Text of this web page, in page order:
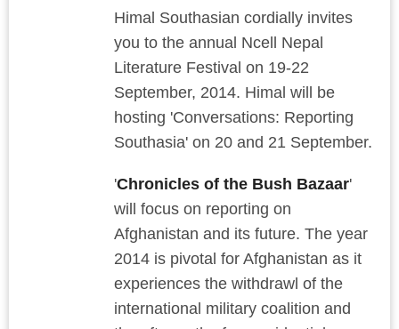
Himal Southasian cordially invites
you to the annual Ncell Nepal
Literature Festival on 19-22
September, 2014. Himal will be
hosting 'Conversations: Reporting
Southasia' on 20 and 21 September.
'Chronicles of the Bush Bazaar'
will focus on reporting on
Afghanistan and its future. The year
2014 is pivotal for Afghanistan as it
experiences the withdrawl of the
international military coalition and